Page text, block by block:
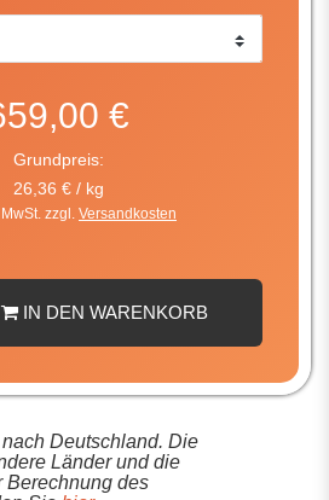
€
Grundpreis:
26,36 € / kg
zzgl. Versandkosten
IN DEN WARENKORB
Deutschland. Die
Länder und die
Berechnung des